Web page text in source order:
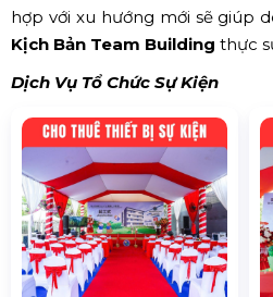
hợp với xu hướng mới sẽ giúp
Kịch Bản Team Building thực
Dịch Vụ Tổ Chức Sự Kiện